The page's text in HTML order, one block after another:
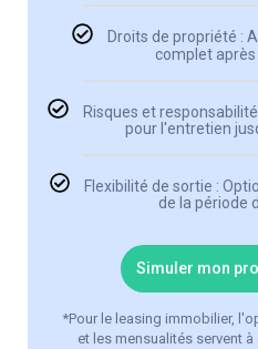
Droits de propriété :
complet après
Risques et
pour l'entretien
Flexibilité de sortie :
de la période
Simuler mon
*Pour le leasing immobilier,
et les mensualités servent